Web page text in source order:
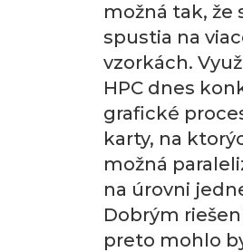
možná tak, že
spustia na
vzorkách.
HPC dnes
grafické
karty, na
možná
na úrovni
Dobrým
preto mohlo